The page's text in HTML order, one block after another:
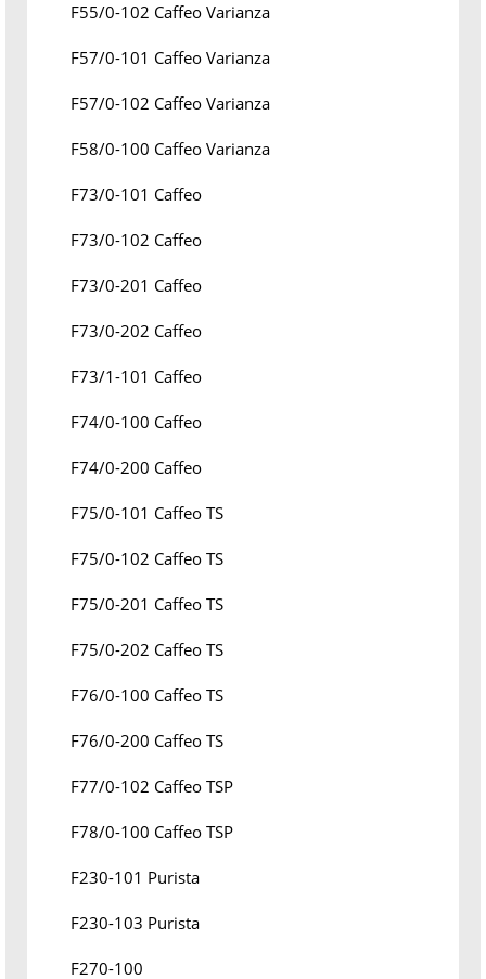
F55/0-102 Caffeo Varianza
F57/0-101 Caffeo Varianza
F57/0-102 Caffeo Varianza
F58/0-100 Caffeo Varianza
F73/0-101 Caffeo
F73/0-102 Caffeo
F73/0-201 Caffeo
F73/0-202 Caffeo
F73/1-101 Caffeo
F74/0-100 Caffeo
F74/0-200 Caffeo
F75/0-101 Caffeo TS
F75/0-102 Caffeo TS
F75/0-201 Caffeo TS
F75/0-202 Caffeo TS
F76/0-100 Caffeo TS
F76/0-200 Caffeo TS
F77/0-102 Caffeo TSP
F78/0-100 Caffeo TSP
F230-101 Purista
F230-103 Purista
F270-100